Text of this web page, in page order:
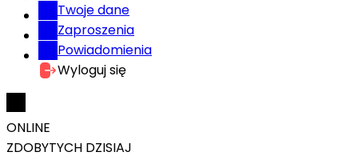
Twoje dane
Zaproszenia
Powiadomienia
Wyloguj się
ONLINE
ZDOBYTYCH DZISIAJ